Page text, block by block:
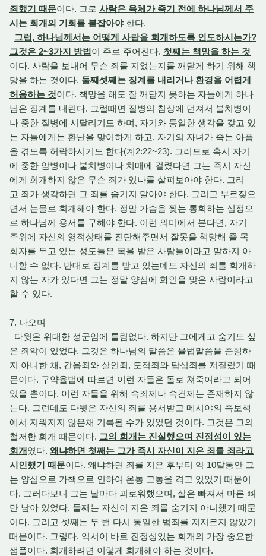
죄했기 때문이다. 고로 사람은 육체가 죽기 전에 하나님께서 주
시는 회개의 기회를 붙잡아야한다.
그럼, 하나님께서는 어떻게 사람을 회개하도록 인도하시는가?
그것은 2~3가지 방법이 주로 주어진다. 첫째는 책망을 하는 것
이다. 사람을 보내어 무슨 죄를 지었는지를 깨닫게 하기 위해 책
망을 하는 것이다. 둘째셋째는 징계를 내리거나 환경을 어렵게
허용하는 것이다. 책망을 해도 잘 깨닫지 못하는 자들에게 하나
님은 징계를 내린다. 그럴때면 질병의 침상에 던져서 불치병이
나 중한 질병에 시달리기도 하며, 자기와 동일한 생각을 갖고 있
는 자들에게는 환난을 맞이하게 하고, 자기의 자녀가 죽는 아픔
을 겪도록 허락하시기도 한다(계2:22~23). 그러므로 혹시 자기
에 중한 암병이나 불치병이나 치매에 걸렸다면 그는 즉시 자신
에게 회개하지 않은 무슨 죄가 있나를 살펴보아야 한다. 그리
고 죄가 생각하면 그 죄를 숨기지 말아야 한다. 그리고 부르짖으
면서 눈물로 회개해야 한다. 정말 가슴을 찢는 통회하는 심정으
로 하나님께 용서를 구해야 한다. 이런 의미에서 본다면, 자기
주위에 자신의 영적상태를 진단해주면서 잘못을 책망해 줄 목
회자를 두고 있는 성도들은 복을 받은 사람들이라고 말하지 아
니할 수 없다. 반대로 징계를 받고 있는데도 자신의 죄를 회개하
지 않는 자가 있다면 그는 정말 양심에 화인을 맞은 사람이라고
할 수 있다.
7. 나오며
다윗은 위대한 성군임에 틀림없다. 하지만 그에게고 숨기도 싶
은 죄악이 있었다. 그것은 하나님의 말씀은 율법말씀을 준행하
지 아니한 채, 간음죄와 살인죄, 도적죄와 탐심죄를 저질렀기 때
문이다. 구약율법에 따르면 이런 자들은 돌로 쳐죽여라고 되어
있을 뿐이다. 이런 자들을 위해 속죄제나 속건제는 존재하지 않
는다. 그런데도 다윗은 자신의 죄를 용서받고 메시야의 족보책
에서 지워지지 않은채 기록될 수가 있었던 것이다. 그것은 그의
철저한 회개 때문이다. 그의 회개는 진실했으며 진정성이 있는
회개였다. 왜냐하면 첫째는 그가 즉시 자신이 지은 죄를 죄라고
시인했기 때문이다. 왜냐하면 죄를 지은 후부터 약 10달동안 그
는 양심으로 가책으로 인하여 온통 고통을 겪고 있었기 때문이
다. 그러다보니 그는 날마다 괴로워했으며, 살은 빠져서 마른 뼈
만 남아 있었다. 둘째는 자신이 지은 죄를 숨기지 아니했기 때문
이다. 그리고 셋째는 두 번 다시 동일한 범죄를 저지르지 않았기
때문이다. 그렇다. 익서이 바로 진정성있는 회개의 가장 중요한
샘플이다. 회개하려면 이렇게 회개해야 하는 것이다.